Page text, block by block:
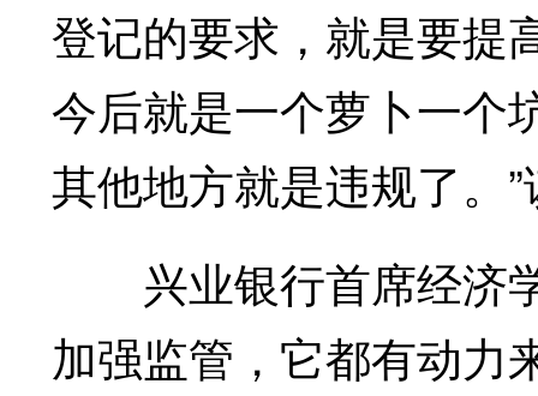
登记的要求，就是要提
今后就是一个萝卜一个
其他地方就是违规了。
兴业银行首席经济
加强监管，它都有动力